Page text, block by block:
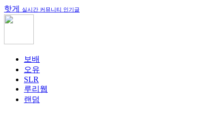
핫게 실시간 커뮤니티 인기글
보배
오유
SLR
루리웹
랜덤